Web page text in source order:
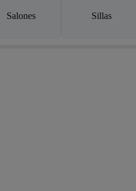
Salones Sillas